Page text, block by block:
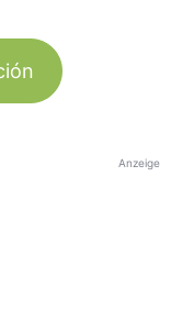
Anzeige